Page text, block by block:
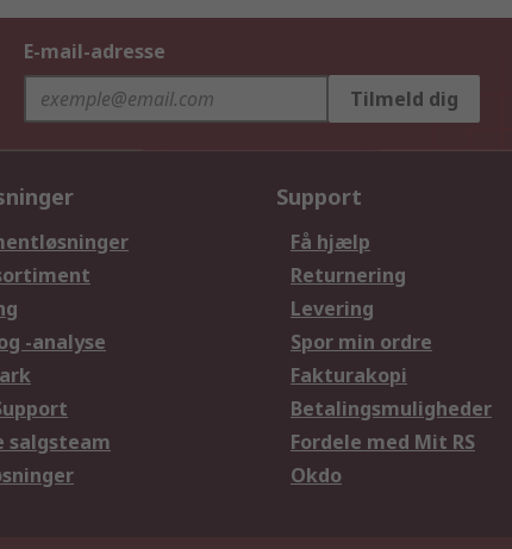
E-mail-adresse
Tilmeld dig
-analyse
salgsteam
Support
Få hjælp
Returnering
Levering
Spor min ordre
Fakturakopi
Betalingsmuligheder
Fordele med Mit RS
Okdo